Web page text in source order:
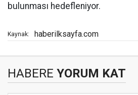
bulunması hedefleniyor.
Kaynak: haberilksayfa.com
HABERE YORUM KAT